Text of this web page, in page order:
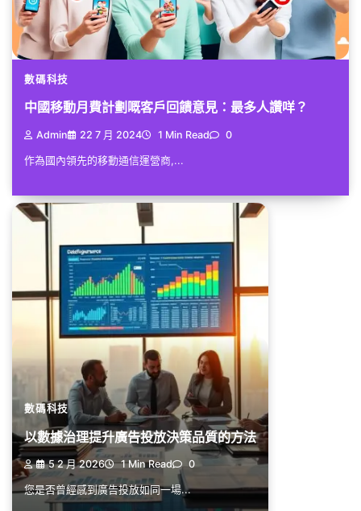
數碼科技
中國移動月費計劃嘅客戶回饋意見：最多人讚咩？
Admin 22 7 月 2024 1 Min Read 0
作為國內領先的移動通信運營商,...
數碼科技
以數據治理提升廣告投放決策品質的方法
5 2 月 2026 1 Min Read 0
您是否曾經感到廣告投放如同一場...